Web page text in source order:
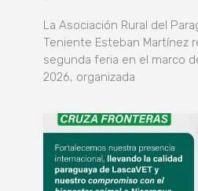
La Asociación Rural del
Teniente Esteban Martínez
segunda feria en el marco
2026, organizada